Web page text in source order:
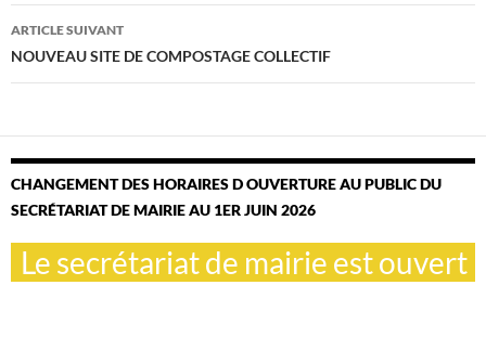
articles
ARTICLE SUIVANT
NOUVEAU SITE DE COMPOSTAGE COLLECTIF
CHANGEMENT DES HORAIRES D OUVERTURE AU PUBLIC DU
SECRÉTARIAT DE MAIRIE AU 1ER JUIN 2026
secrétariat de mairie est ouvert le